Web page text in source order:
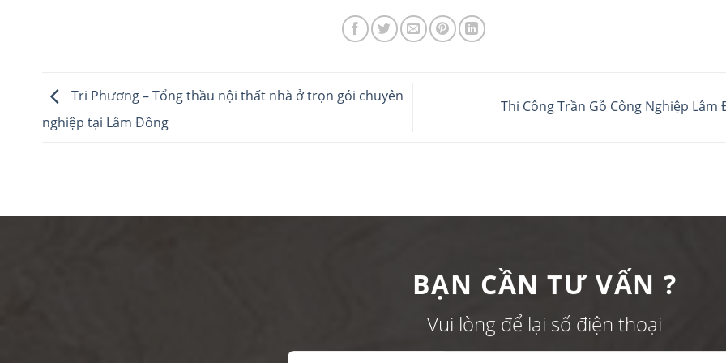
Tri Phương – Tổng thầu nội thất nhà ở trọn gói chuyên
nghiệp tại Lâm Đồng
Thi Công Trần Gỗ Công Nghiệp
BẠN CẦN TƯ VẤN ?
Vui lòng để lại số điện thoại